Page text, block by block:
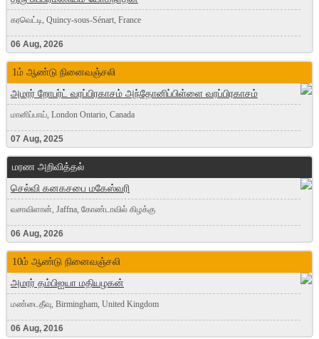
கரவெட்டி, Quincy-sous-Sénart, France
06 Aug, 2026
1ம் ஆண்டு நினைவஞ்சலி
அமரர் றோபர்ட் வரப்பிரகாசம் அந்தோனிப்பிள்ளை வரப்பிரகாசம்
மானிப்பாய், London Ontario, Canada
07 Aug, 2025
மரண அறிவித்தல்
செல்வி கனகசபை மகேஸ்வரி
வசாவிளான், Jaffna, கோண்டாவில் கிழக்கு
06 Aug, 2026
10ம் ஆண்டு நினைவஞ்சலி
அமரர் தம்பிஐயா மதியழகன்
மண்டைதீவு, Birmingham, United Kingdom
06 Aug, 2016